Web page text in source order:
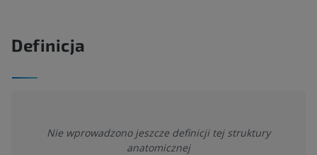
Definicja
Nie wprowadzono jeszcze definicji tej struktury
anatomicznej